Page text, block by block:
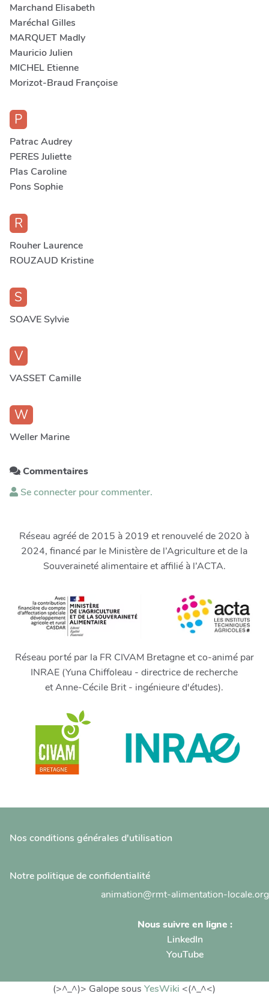
Marchand Elisabeth
Maréchal Gilles
MARQUET Madly
Mauricio Julien
MICHEL Etienne
Morizot-Braud Françoise
P
Patrac Audrey
PERES Juliette
Plas Caroline
Pons Sophie
R
Rouher Laurence
ROUZAUD Kristine
S
SOAVE Sylvie
V
VASSET Camille
W
Weller Marine
Commentaires
Se connecter pour commenter.
Réseau agréé de 2015 à 2019 et renouvelé de 2020 à
2024, financé par le Ministère de l’Agriculture et de la
Souveraineté alimentaire et affilié à l’ACTA.
Réseau porté par la FR CIVAM Bretagne et co-animé par
INRAE (Yuna Chiffoleau - directrice de recherche
et Anne-Cécile Brit - ingénieure d'études).
Nos conditions générales d'utilisation
Notre politique de confidentialité
animation@rmt-alimentation-locale.org
Nous suivre en ligne :
LinkedIn
YouTube
(>^_^)> Galope sousYesWiki <(^_^<)